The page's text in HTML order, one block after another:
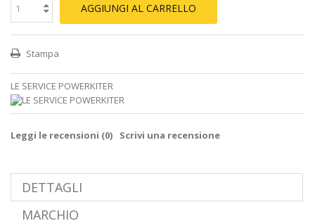
AGGIUNGI AL CARRELLO
Stampa
LE SERVICE POWERKITER
Leggi le recensioni (0) Scrivi una recensione
DETTAGLI
MARCHIO